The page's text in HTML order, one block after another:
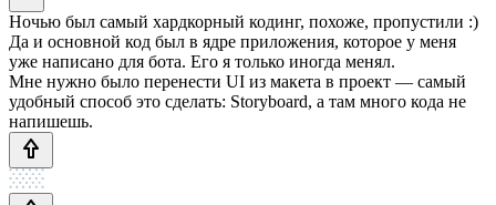
Ночью был самый хардкорный кодинг, похоже, пропустили :)
Да и основной код был в ядре приложения, которое у меня
уже написано для бота. Его я только иногда менял.
Мне нужно было перенести UI из макета в проект — самый
удобный способ это сделать: Storyboard, а там много кода не
напишешь.